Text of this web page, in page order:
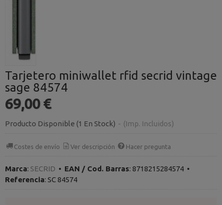
Tarjetero miniwallet rfid secrid vintage
sage 84574
69,00 €
Producto Disponible (1 En Stock) - (Imp. Incluidos)
Costes de envío Ver descripción Hacer pregunta
Marca: SECRID • EAN / Cod. Barras: 8718215284574 •
Referencia: SC 84574